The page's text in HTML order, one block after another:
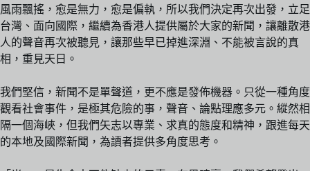
風雨飄搖，愈是無力，愈是偏執，所以我們決定再次出發，立足
台灣、面向國際，繼續為香港人提供屬於大家的新聞，讓離散港
人的聲音再次被聽見，讓那些早已掉進深淵、不能被言說的真
相，重見天日。
我們堅信，新聞不是單聲道，更不應是發佈機器。只從一種角度
觀看社會事件，是極其危險的事，聲音、論點理應多元。縱然相
隔一個海峽，但我們矢志以專業、求真的態度和精神，跟進每天
的本地及國際新聞，為讀者提供多角度思考。